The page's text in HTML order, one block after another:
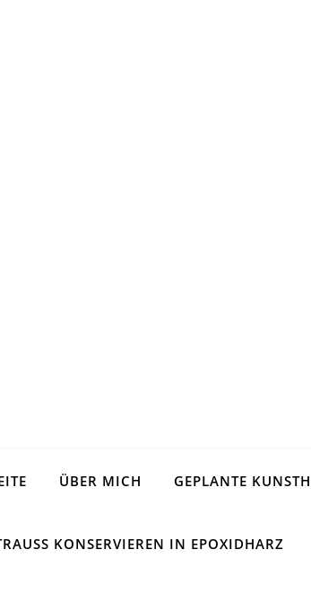
ÜBER MICH GEPLANTE
KONSERVIEREN IN EPOXIDHARZ